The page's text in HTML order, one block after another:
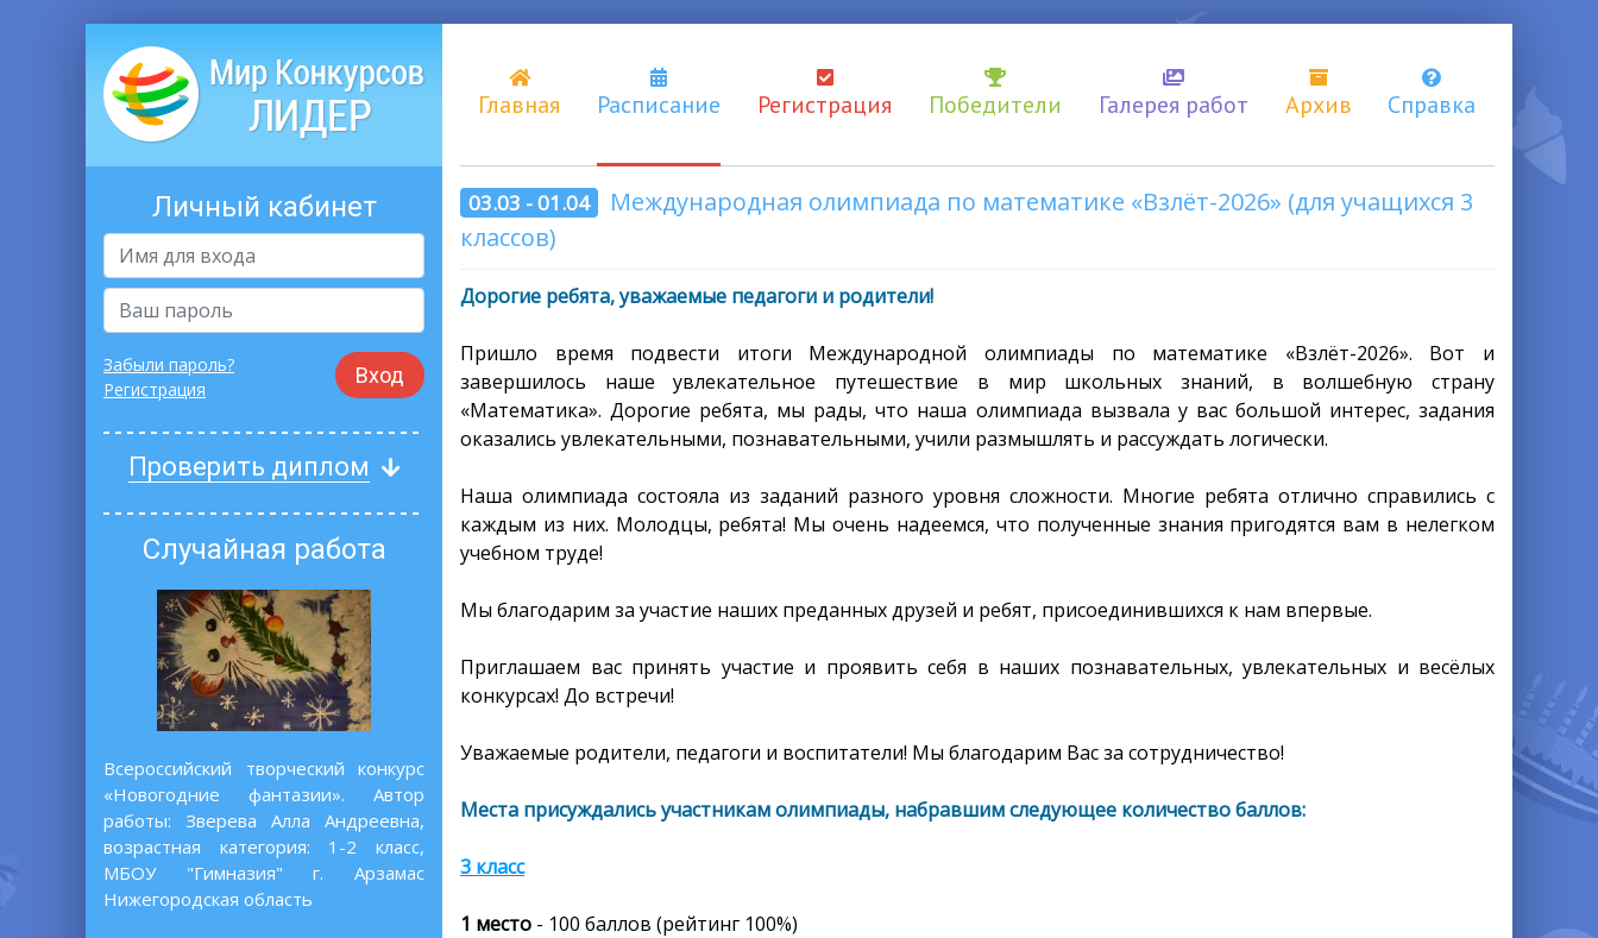
Главная Расписание Регистрация Победители Галерея работ Архив Справка
Личный кабинет
Вход
Забыли пароль?
Регистрация
Проверить диплом
Случайная работа
Всероссийский творческий конкурс
«Новогодние фантазии». Автор
работы: Зверева Алла Андреевна,
возрастная категория: 1-2 класс,
МБОУ "Гимназия" г. Арзамас
Нижегородская область
03.03 - 01.04
Международная олимпиада по математике «Взлёт-2026» (для учащихся 3
классов)
Дорогие ребята, уважаемые педагоги и родители!
Пришло время подвести итоги Международной олимпиады по математике «Взлёт-2026». Вот и
завершилось наше увлекательное путешествие в мир школьных знаний, в волшебную страну
«Математика». Дорогие ребята, мы рады, что наша олимпиада вызвала у вас большой интерес, задания
оказались увлекательными, познавательными, учили размышлять и рассуждать логически.
Наша олимпиада состояла из заданий разного уровня сложности. Многие ребята отлично справились с
каждым из них. Молодцы, ребята! Мы очень надеемся, что полученные знания пригодятся вам в нелегком
учебном труде!
Мы благодарим за участие наших преданных друзей и ребят, присоединившихся к нам впервые.
Приглашаем вас принять участие и проявить себя в наших познавательных, увлекательных и весёлых
конкурсах! До встречи!
Уважаемые родители, педагоги и воспитатели! Мы благодарим Вас за сотрудничество!
Места присуждались участникам олимпиады, набравшим следующее количество баллов:
3 класс
1 место - 100 баллов (рейтинг 100%)